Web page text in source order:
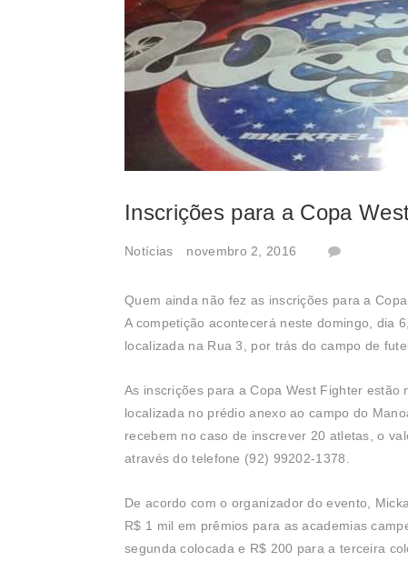
Inscrições para a Copa
Notícias novembro 2, 2016
Quem ainda não fez as inscrições para a
A competição acontecerá neste domingo, dia
localizada na Rua 3, por trás do campo de
As inscrições para a Copa West Fighter estão
localizada no prédio anexo ao campo do
recebem no caso de inscrever 20 atletas, o
através do telefone (92) 99202-1378.
De acordo com o organizador do evento,
R$ 1 mil em prêmios para as academias
segunda colocada e R$ 200 para a terceira